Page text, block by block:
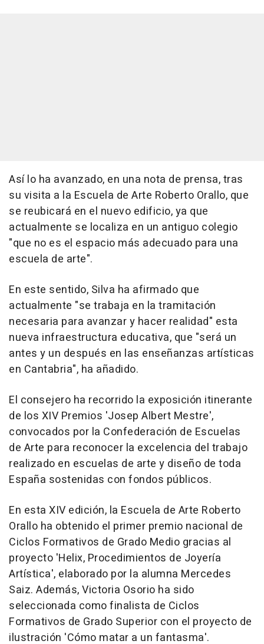
Así lo ha avanzado, en una nota de prensa, tras
su visita a la Escuela de Arte Roberto Orallo, que
se reubicará en el nuevo edificio, ya que
actualmente se localiza en un antiguo colegio
"que no es el espacio más adecuado para una
escuela de arte".
En este sentido, Silva ha afirmado que
actualmente "se trabaja en la tramitación
necesaria para avanzar y hacer realidad" esta
nueva infraestructura educativa, que "será un
antes y un después en las enseñanzas artísticas
en Cantabria", ha añadido.
El consejero ha recorrido la exposición itinerante
de los XIV Premios 'Josep Albert Mestre',
convocados por la Confederación de Escuelas
de Arte para reconocer la excelencia del trabajo
realizado en escuelas de arte y diseño de toda
España sostenidas con fondos públicos.
En esta XIV edición, la Escuela de Arte Roberto
Orallo ha obtenido el primer premio nacional de
Ciclos Formativos de Grado Medio gracias al
proyecto 'Helix, Procedimientos de Joyería
Artística', elaborado por la alumna Mercedes
Saiz. Además, Victoria Osorio ha sido
seleccionada como finalista de Ciclos
Formativos de Grado Superior con el proyecto de
ilustración 'Cómo matar a un fantasma'.